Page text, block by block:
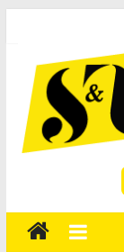
content
Tourisme
est